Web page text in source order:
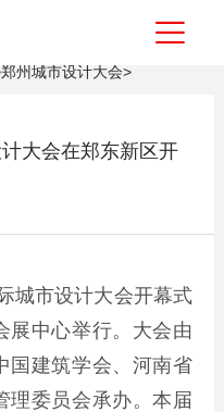
郑州城市设计大会>
大会在郑东新区开
城市设计大会开幕式
展中心举行。大会由
国建筑学会、河南省
理委员会承办。本届